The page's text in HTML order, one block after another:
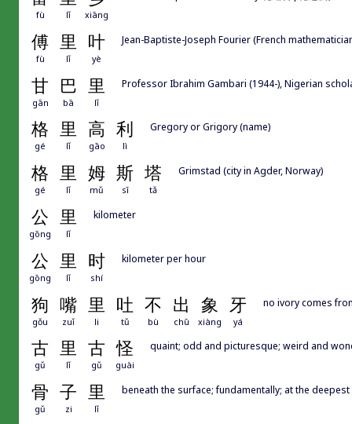
fù lǐ xiāng
傅 里 叶
fù lǐ yè
Jean-Baptiste-Joseph Fourier (French
甘 巴 里
gān bā lǐ
Professor Ibrahim Gambari (1944-), Nigerian
格 里 高 利
gé lǐ gāo lì
Gregory or Grigory (name)
格 里 姆 斯 塔
gé lǐ mǔ sī tǎ
Grimstad (city in Agder, Norway)
公 里
gōng lǐ
kilometer
公 里 时
gōng lǐ shí
kilometer per hour
狗 嘴 里 吐 不 出 象 牙
gǒu zuǐ li tǔ bù chū xiàng yá
no ivory comes
古 里 古 怪
gǔ lǐ gǔ guài
quaint; odd and picturesque; weird and
骨 子 里
gǔ zi lǐ
beneath the surface; fundamentally; at the deepest